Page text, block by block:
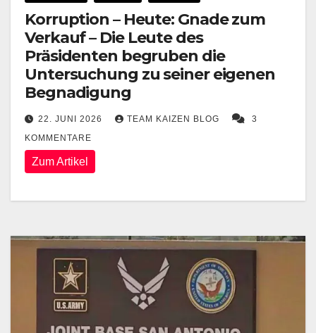
Korruption – Heute: Gnade zum
Verkauf – Die Leute des
Präsidenten begruben die
Untersuchung zu seiner eigenen
Begnadigung
22. JUNI 2026 TEAM KAIZEN BLOG
3
KOMMENTARE
Zum Artikel